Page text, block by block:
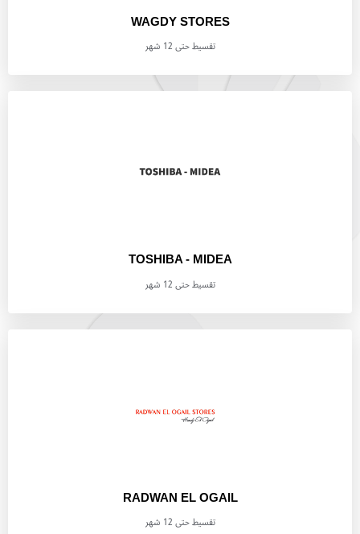
WAGDY STORES
تقسيط حتى 12 شهر
TOSHIBA - MIDEA
تقسيط حتى 12 شهر
RADWAN EL OGAIL
تقسيط حتى 12 شهر